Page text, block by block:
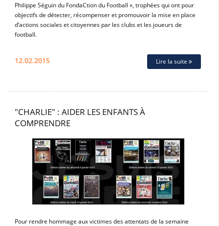
Philippe Séguin du FondaCtion du Football », trophées qui ont pour
objectifs de détecter, récompenser et promouvoir la mise en place
d’actions sociales et citoyennes par les clubs et les joueurs de
football.
12.02.2015 Lire la suite
"CHARLIE" : AIDER LES ENFANTS À
COMPRENDRE
Pour rendre hommage aux victimes des attentats de la semaine